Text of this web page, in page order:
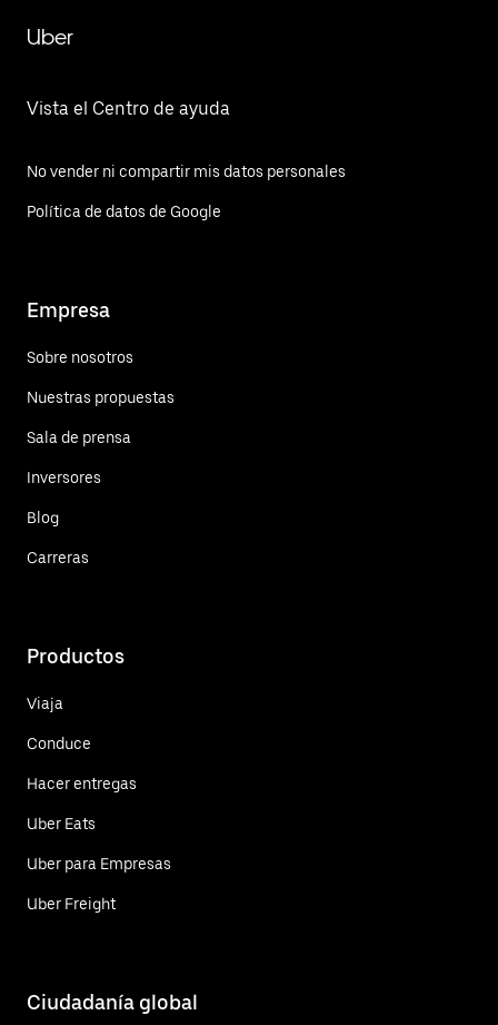
Uber
Vista el Centro de ayuda
No vender ni compartir mis datos personales
Política de datos de Google
Empresa
Sobre nosotros
Nuestras propuestas
Sala de prensa
Inversores
Blog
Carreras
Productos
Viaja
Conduce
Hacer entregas
Uber Eats
Uber para Empresas
Uber Freight
Ciudadanía global